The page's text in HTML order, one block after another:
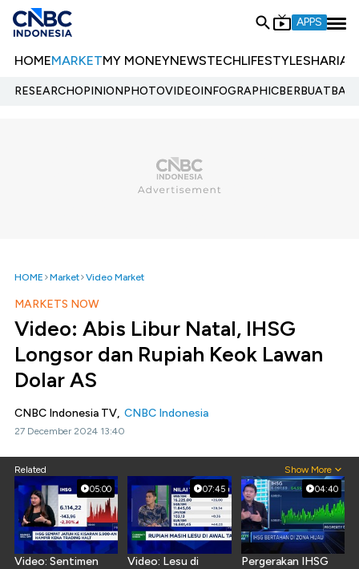
APPS
HOMEMARKETMY MONEYNEWSTECHLIFESTYLESHARIA
RESEARCHOPINIONPHOTOVIDEOINFOGRAPHIC
HOME Market Video Market
MARKETS NOW
Video: Abis Libur Natal, IHSG
Longsor dan Rupiah Keok Lawan
Dolar AS
CNBC Indonesia TV, CNBC Indonesia
27 December 2024 13:40
Related Show More
05:00
Video: Sentimen
07:45
Video: Lesu di
04:40
Pergerakan IHSG